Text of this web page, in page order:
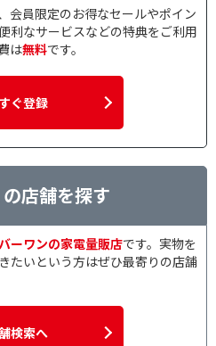
会員限定のお得なセールやポイン
利なサービスなどの特典をご利用
は無料です。
ぐ登録
店舗を探す
ーワンの家電量販店です。実物を
たいという方はぜひ最寄りの店舗
検索へ